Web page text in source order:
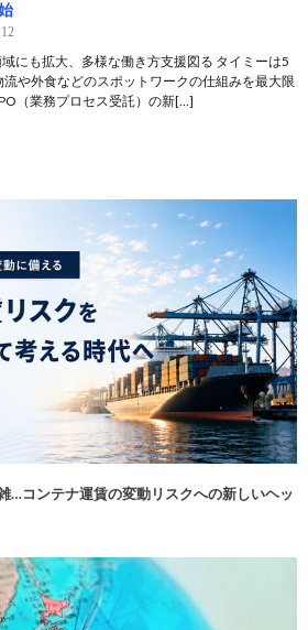
にも拡大、多様な働き方支援図る タイミーは5
流や外食などのスポットワークの仕組みを最大限
（業務プロセス受託）の新[…]
…コンテナ運賃の変動リスクへの新しいヘッ